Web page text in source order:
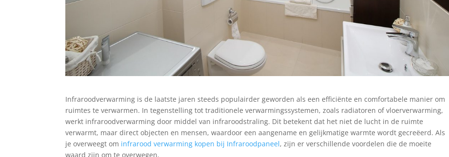
Infraroodverwarming is de laatste jaren steeds populairder geworden als een efficiënte en comfortabele manier om
ruimtes te verwarmen. In tegenstelling tot traditionele verwarmingssystemen, zoals radiatoren of vloerverwarming,
werkt infraroodverwarming door middel van infraroodstraling. Dit betekent dat het niet de lucht in de ruimte
verwarmt, maar direct objecten en mensen, waardoor een aangename en gelijkmatige warmte wordt gecreëerd. Als
je overweegt om infrarood verwarming kopen bij Infraroodpaneel, zijn er verschillende voordelen die de moeite
waard zijn om te overwegen.